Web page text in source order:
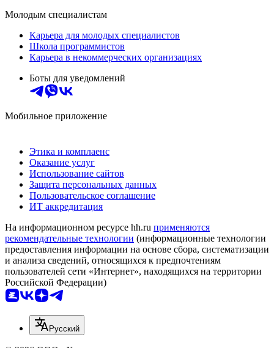
Молодым специалистам
Карьера для молодых специалистов
Школа программистов
Карьера в некоммерческих организациях
Боты для уведомлений
Мобильное приложение
Этика и комплаенс
Оказание услуг
Использование сайтов
Защита персональных данных
Пользовательское соглашение
ИТ аккредитация
На информационном ресурсе hh.ru применяются
рекомендательные технологии (информационные технологии
предоставления информации на основе сбора, систематизации
и анализа сведений, относящихся к предпочтениям
пользователей сети «Интернет», находящихся на территории
Российской Федерации)
Русский